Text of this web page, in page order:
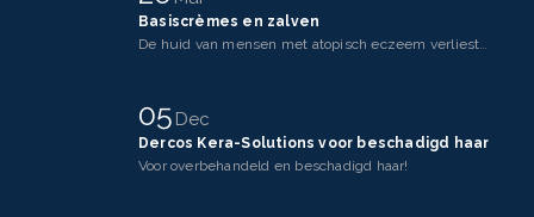
Basiscrèmes en zalven
De huid van mensen met atopisch eczeem verliest makkelijker vocht dan een gezonde huid. Dit komt doo
05Dec
Dercos Kera-Solutions voor beschadigd haar
Voor overbehandeld en beschadigd haar!